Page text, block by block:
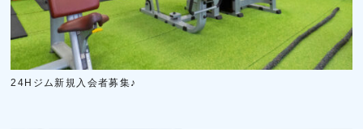
24Hジム新規入会者募集♪